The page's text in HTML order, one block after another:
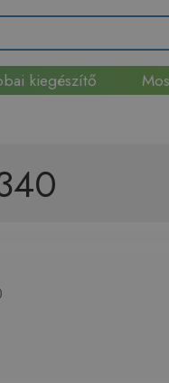
kiegészítő